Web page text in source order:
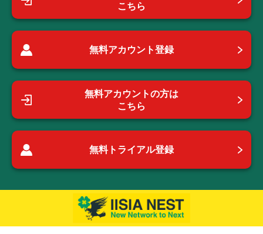
こちら
無料アカウント登録
無料アカウントの方は
こちら
無料トライアル登録